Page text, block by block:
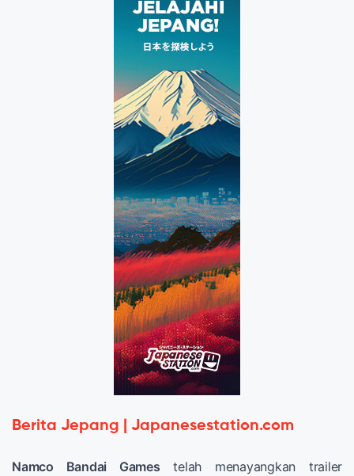
Berita Jepang | Japanesestation.com
Namco Bandai Games telah menayangkan trailer